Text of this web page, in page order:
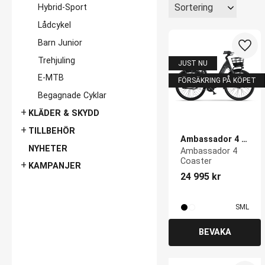
Röd
Grön 5
Blå 2
Brun 1
Silver 1
bordeaux
Ambassador 4
Coaster
Ambassador 4
Coaster
24 995 kr
JUST NU
FÖRSÄKRING PÅ KÖPET
SM L
Hybrid-Sport
Lådcykel
Barn Junior
Trehjuling
E-MTB
Begagnade Cyklar
KLÄDER & SKYDD
TILLBEHÖR
NYHETER
KAMPANJER